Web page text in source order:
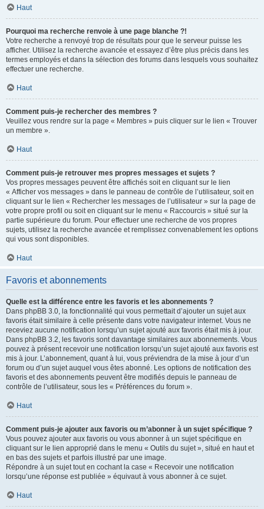
Haut
Pourquoi ma recherche renvoie à une page blanche ?!
Votre recherche a renvoyé trop de résultats pour que le serveur puisse les
afficher. Utilisez la recherche avancée et essayez d’être plus précis dans les
termes employés et dans la sélection des forums dans lesquels vous souhaitez
effectuer une recherche.
Haut
Comment puis-je rechercher des membres ?
Veuillez vous rendre sur la page « Membres » puis cliquer sur le lien « Trouver
un membre ».
Haut
Comment puis-je retrouver mes propres messages et sujets ?
Vos propres messages peuvent être affichés soit en cliquant sur le lien
« Afficher vos messages » dans le panneau de contrôle de l’utilisateur, soit en
cliquant sur le lien « Rechercher les messages de l’utilisateur » sur la page de
votre propre profil ou soit en cliquant sur le menu « Raccourcis » situé sur la
partie supérieure du forum. Pour effectuer une recherche de vos propres
sujets, utilisez la recherche avancée et remplissez convenablement les options
qui vous sont disponibles.
Haut
Favoris et abonnements
Quelle est la différence entre les favoris et les abonnements ?
Dans phpBB 3.0, la fonctionnalité qui vous permettait d’ajouter un sujet aux
favoris était similaire à celle présente dans votre navigateur internet. Vous ne
receviez aucune notification lorsqu’un sujet ajouté aux favoris était mis à jour.
Dans phpBB 3.2, les favoris sont davantage similaires aux abonnements. Vous
pouvez à présent recevoir une notification lorsqu’un sujet ajouté aux favoris est
mis à jour. L’abonnement, quant à lui, vous préviendra de la mise à jour d’un
forum ou d’un sujet auquel vous êtes abonné. Les options de notification des
favoris et des abonnements peuvent être modifiés depuis le panneau de
contrôle de l’utilisateur, sous les « Préférences du forum ».
Haut
Comment puis-je ajouter aux favoris ou m’abonner à un sujet spécifique ?
Vous pouvez ajouter aux favoris ou vous abonner à un sujet spécifique en
cliquant sur le lien approprié dans le menu « Outils du sujet », situé en haut et
en bas des sujets et parfois illustré par une image.
Répondre à un sujet tout en cochant la case « Recevoir une notification
lorsqu’une réponse est publiée » équivaut à vous abonner à ce sujet.
Haut